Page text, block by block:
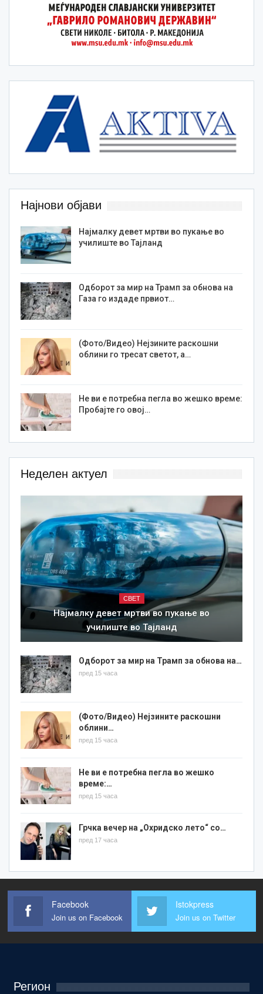
Најнови објави
Најмалку девет мртви во пукање во
училиште во Тајланд
Одборот за мир на Трамп за обнова на
Газа го издаде првиот…
(Фото/Видео) Нејзините раскошни
облини го тресат светот, а…
Не ви е потребна пегла во жешко време:
Пробајте го овој…
Неделен актуел
СВЕТ
Најмалку девет мртви во пукање во
училиште во Тајланд
Одборот за мир на Трамп за обнова на…
пред 15 часа
(Фото/Видео) Нејзините раскошни
облини…
пред 15 часа
Не ви е потребна пегла во жешко
време:…
пред 15 часа
Грчка вечер на „Охридско лето“ со…
пред 17 часа
Facebook
Join us on Facebook
Istokpress
Join us on Twitter
Регион